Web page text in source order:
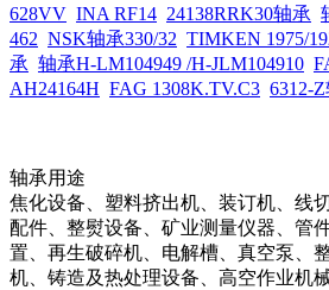
628VV INA RF14 24138RRK30轴承
462 NSK轴承330/32 TIMKEN 1975/
承 轴承H-LM104949 /H-JLM104910
AH24164H FAG 1308K.TV.C3 6312-
轴承用途
焦化设备、塑料挤出机、装订机、线
配件、整熨设备、矿业测量仪器、管
置、再生破碎机、电解槽、真空泵、
机、铸造及热处理设备、高空作业机